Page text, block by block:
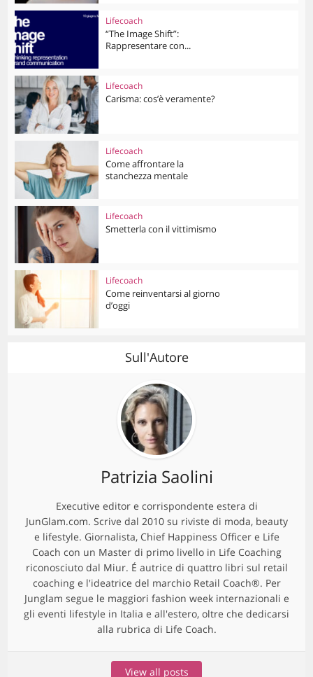
Lifecoach
“The Image Shift”:
Rappresentare con...
Lifecoach
Carisma: cos’è veramente?
Lifecoach
Come affrontare la
stanchezza mentale
Lifecoach
Smetterla con il vittimismo
Lifecoach
Come reinventarsi al giorno
d’oggi
Sull'Autore
Patrizia Saolini
Executive editor e corrispondente estera di
JunGlam.com. Scrive dal 2010 su riviste di moda, beauty
e lifestyle. Giornalista, Chief Happiness Officer e Life
Coach con un Master di primo livello in Life Coaching
riconosciuto dal Miur. É autrice di quattro libri sul retail
coaching e l'ideatrice del marchio Retail Coach®. Per
Junglam segue le maggiori fashion week internazionali e
gli eventi lifestyle in Italia e all'estero, oltre che dedicarsi
alla rubrica di Life Coach.
View all posts